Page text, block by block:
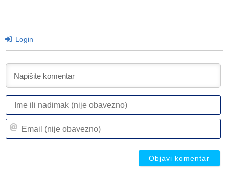
Login